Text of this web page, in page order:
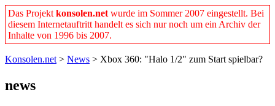
Das Projekt konsolen.net wurde im Sommer 2007 eingestellt. Bei
diesem Internetauftritt handelt es sich nur noch um ein Archiv der
Inhalte von 1996 bis 2007.
Konsolen.net > News > Xbox 360: "Halo 1/2" zum Start spielbar?
news